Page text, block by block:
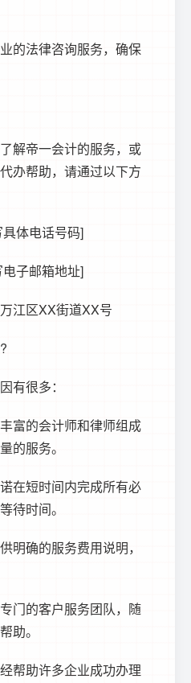
的法律咨询服务，确保
解帝一会计的服务，或
办帮助，请通过以下方
体电话号码]
子邮箱地址]
江区XX街道XX号
有很多：
富的会计师和律师组成
的服务。
在短时间内完成所有必
待时间。
明确的服务费用说明，
门的客户服务团队，随
助。
帮助许多企业成功办理